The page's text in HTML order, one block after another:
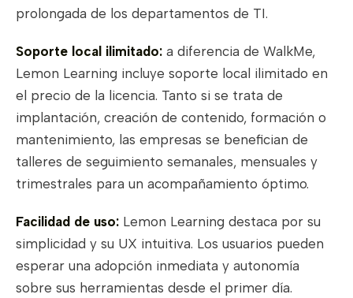
prolongada de los departamentos de TI.
Soporte local ilimitado: a diferencia de WalkMe,
Lemon Learning incluye soporte local ilimitado en
el precio de la licencia. Tanto si se trata de
implantación, creación de contenido, formación o
mantenimiento, las empresas se benefician de
talleres de seguimiento semanales, mensuales y
trimestrales para un acompañamiento óptimo.
Facilidad de uso: Lemon Learning destaca por su
simplicidad y su UX intuitiva. Los usuarios pueden
esperar una adopción inmediata y autonomía
sobre sus herramientas desde el primer día.